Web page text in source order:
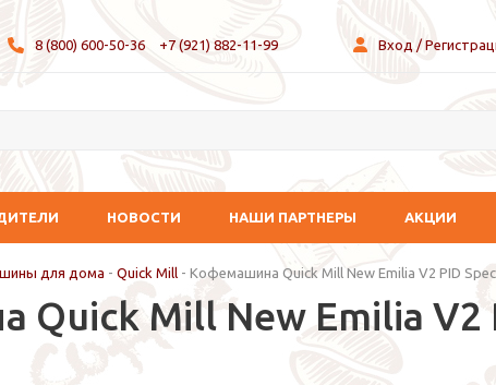
8 (800) 600-50-36 +7 (921) 882-11-99 Вход /
НОВОСТИ НАШИ ПАРТНЕРЫ АКЦИИ
для дома - Quick Mill - Кофемашина Quick Mill New Emilia V2 PID
Quick Mill New Emilia V2